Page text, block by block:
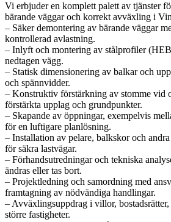
Vi erbjuder en komplett palett av tjänster
bärande väggar och korrekt avväxling i
– Säker demontering av bärande väggar
kontrollerad avlastning.
– Inlyft och montering av stålprofiler
nedtagen vägg.
– Statisk dimensionering av balkar och
och spännvidder.
– Konstruktiv förstärkning av stomme vid
förstärkta upplag och grundpunkter.
– Skapande av öppningar, exempelvis
för en luftigare planlösning.
– Installation av pelare, balkskor och
för säkra lastvägar.
– Förhandsutredningar och tekniska
ändras eller tas bort.
– Projektledning och samordning med
framtagning av nödvändiga handlingar.
– Avväxlingsuppdrag i villor,
större fastigheter.